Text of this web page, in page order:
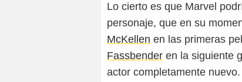
Lo cierto es que Marvel
personaje, que en su
McKellen en las primeras
Fassbender en la siguiente
actor completamente nuevo.